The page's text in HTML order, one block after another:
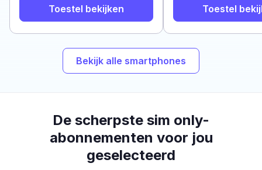
Toestel bekijken Toestel
Bekijk alle smartphones
De scherpste sim only-
abonnementen voor jou
geselecteerd